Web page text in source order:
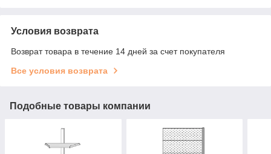
Условия возврата
Возврат товара в течение 14 дней за счет покупателя
Все условия возврата
Подобные товары компании